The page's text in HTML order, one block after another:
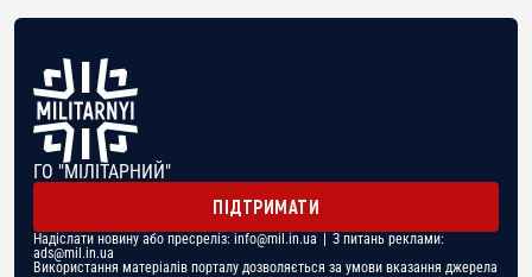
ГО "МІЛІТАРНИЙ"
ПІДТРИМАТИ
Надіслати новину або пресреліз: info@mil.in.ua | З питань реклами:
ads@mil.in.ua
Використання матеріалів порталу дозволяється за умови вказання джерела